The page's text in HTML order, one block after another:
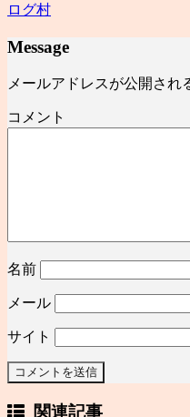
ログ村
Message
メールアドレスが公開され
コメント
名前
メール
サイト
関連記事